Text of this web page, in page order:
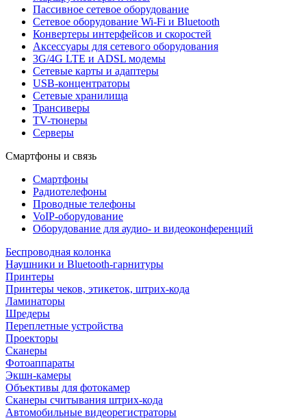
Пассивное сетевое оборудование
Сетевое оборудование Wi-Fi и Bluetooth
Конвертеры интерфейсов и скоростей
Аксессуары для сетевого оборудования
3G/4G LTE и ADSL модемы
Сетевые карты и адаптеры
USB-концентраторы
Сетевые хранилища
Трансиверы
TV-тюнеры
Серверы
Смартфоны и связь
Смартфоны
Радиотелефоны
Проводные телефоны
VoIP-оборудование
Оборудование для аудио- и видеоконференций
Беспроводная колонка
Наушники и Bluetooth-гарнитуры
Принтеры
Принтеры чеков, этикеток, штрих-кода
Ламинаторы
Шредеры
Переплетные устройства
Проекторы
Сканеры
Фотоаппараты
Экшн-камеры
Объективы для фотокамер
Сканеры считывания штрих-кода
Автомобильные видеорегистраторы